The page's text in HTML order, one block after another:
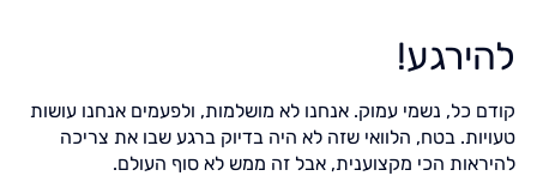
להירגע!
קודם כל, נשמי עמוק. אנחנו לא מושלמות, ולפעמים אנחנו עושות
טעויות. בטח, הלוואי שזה לא היה בדיוק ברגע שבו את צריכה
להיראות הכי מקצוענית, אבל זה ממש לא סוף העולם.